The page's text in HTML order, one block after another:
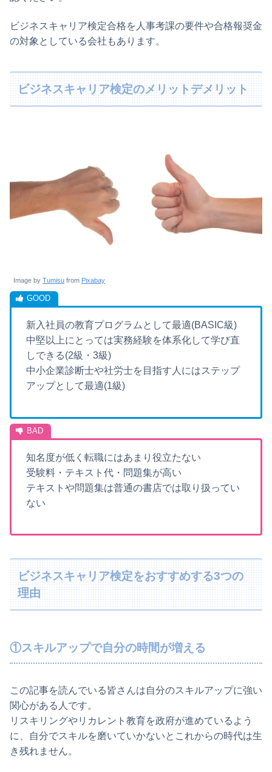
ビジネスキャリア検定合格を人事考課の要件や合格報奨金
の対象としている会社もあります。
ビジネスキャリア検定のメリットデメリット
Image by Tumisu from Pixabay
新入社員の教育プログラムとして最適(BASIC級)
中堅以上にとっては実務経験を体系化して学び直
しできる(2級・3級)
中小企業診断士や社労士を目指す人にはステップ
アップとして最適(1級)
知名度が低く転職にはあまり役立たない
受験料・テキスト代・問題集が高い
テキストや問題集は普通の書店では取り扱ってい
ない
ビジネスキャリア検定をおすすめする3つの
理由
①スキルアップで自分の時間が増える
この記事を読んでいる皆さんは自分のスキルアップに強い
関心がある人です。
リスキリングやリカレント教育を政府が進めているよう
に、自分でスキルを磨いていかないとこれからの時代は生
き残れません。